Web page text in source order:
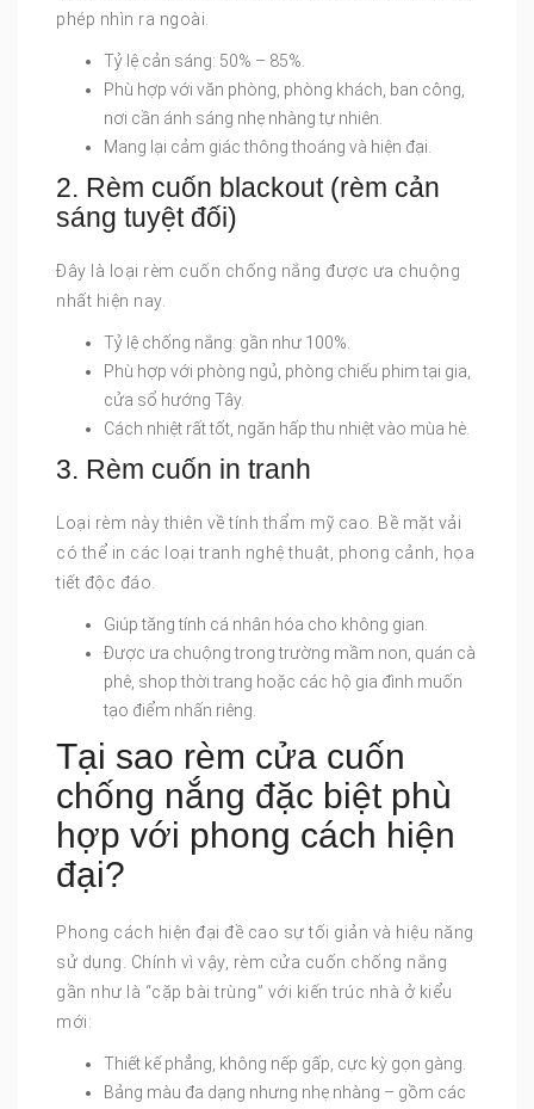
phép nhìn ra ngoài.
Tỷ lệ cản sáng: 50% – 85%.
Phù hợp với văn phòng, phòng khách, ban công,
nơi cần ánh sáng nhẹ nhàng tự nhiên.
Mang lại cảm giác thông thoáng và hiện đại.
2. Rèm cuốn blackout (rèm cản
sáng tuyệt đối)
Đây là loại rèm cuốn chống nắng được ưa chuộng
nhất hiện nay.
Tỷ lệ chống nắng: gần như 100%.
Phù hợp với phòng ngủ, phòng chiếu phim tại gia,
cửa sổ hướng Tây.
Cách nhiệt rất tốt, ngăn hấp thu nhiệt vào mùa hè.
3. Rèm cuốn in tranh
Loại rèm này thiên về tính thẩm mỹ cao. Bề mặt vải
có thể in các loại tranh nghệ thuật, phong cảnh, họa
tiết độc đáo.
Giúp tăng tính cá nhân hóa cho không gian.
Được ưa chuộng trong trường mầm non, quán cà
phê, shop thời trang hoặc các hộ gia đình muốn
tạo điểm nhấn riêng.
Tại sao rèm cửa cuốn
chống nắng đặc biệt phù
hợp với phong cách hiện
đại?
Phong cách hiện đại đề cao sự tối giản và hiệu năng
sử dụng. Chính vì vậy, rèm cửa cuốn chống nắng
gần như là “cặp bài trùng” với kiến trúc nhà ở kiểu
mới:
Thiết kế phẳng, không nếp gấp, cực kỳ gọn gàng.
Bảng màu đa dạng nhưng nhẹ nhàng – gồm các